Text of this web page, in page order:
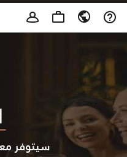
سيتوفر